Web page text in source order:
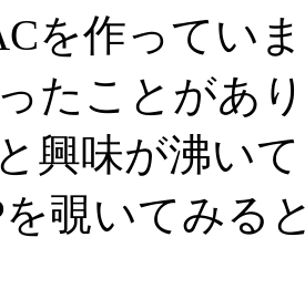
を作ってい
たことがあ
興味が沸い
を覗いてみる